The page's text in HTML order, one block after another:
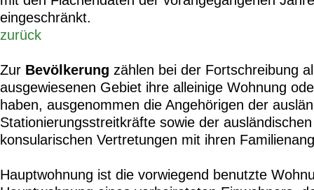
eingeschränkt.
zurück
Zur Bevölkerung zählen bei der Fortschreibung
ausgewiesenen Gebiet ihre alleinige Wohnung
haben, ausgenommen die Angehörigen der
Stationierungsstreitkräfte sowie der
konsularischen Vertretungen mit ihren
Hauptwohnung ist die vorwiegend benutzte